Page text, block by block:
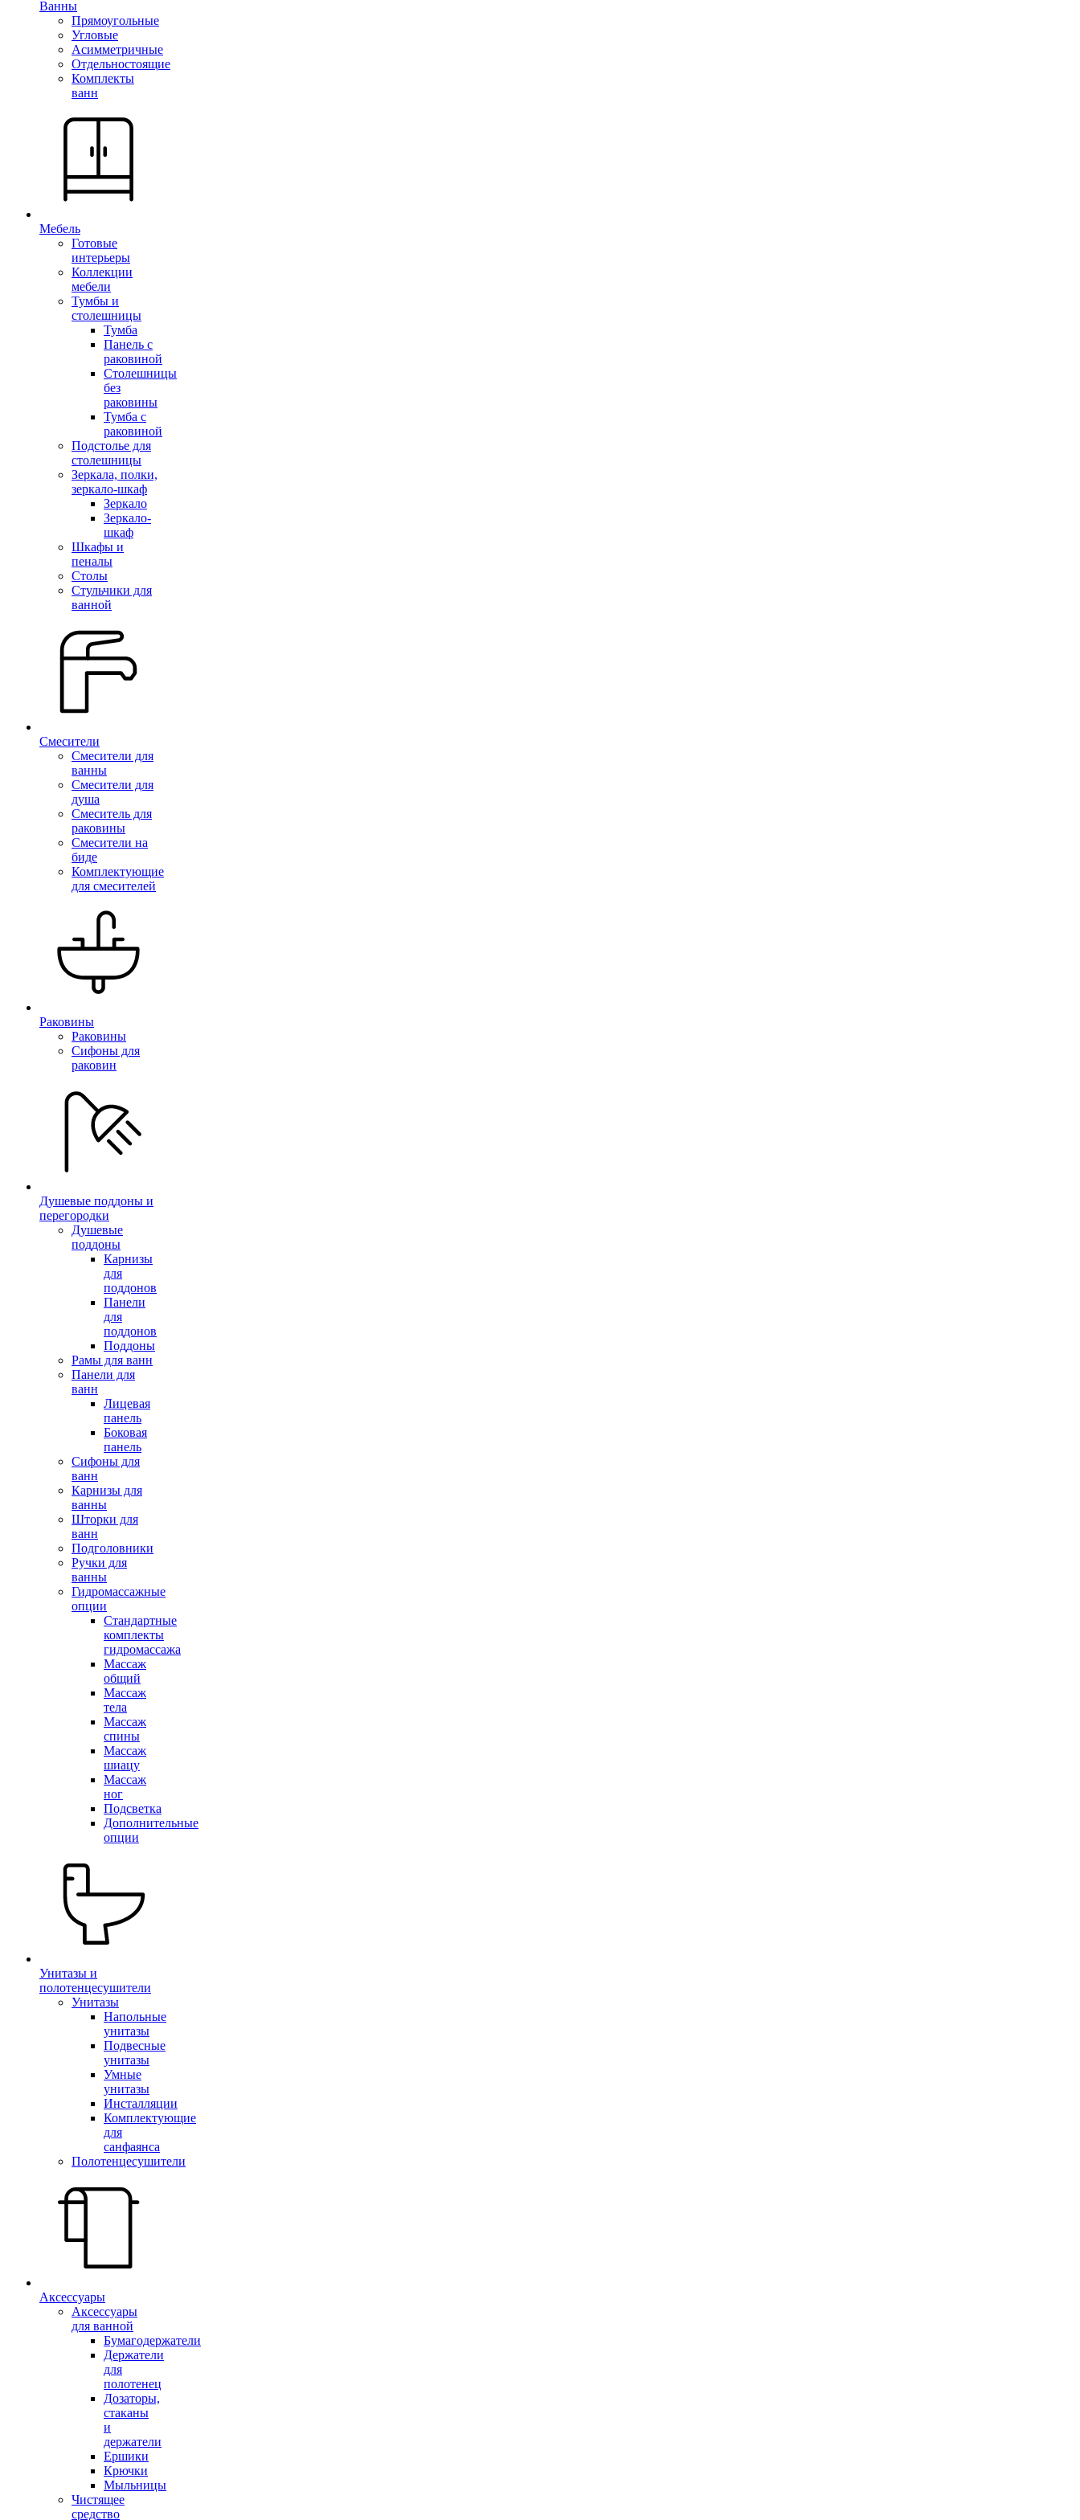
Ванны
Прямоугольные
Угловые
Асимметричные
Отдельностоящие
Комплекты
ванн
Мебель
Готовые
интерьеры
Коллекции
мебели
Тумбы и
столешницы
Тумба
Панель с
раковиной
Столешницы
без
раковины
Тумба с
раковиной
Подстолье для
столешницы
Зеркала, полки,
зеркало-шкаф
Зеркало
Зеркало-
шкаф
Шкафы и
пеналы
Столы
Стульчики для
ванной
Смесители
Смесители для
ванны
Смесители для
душа
Смеситель для
раковины
Смесители на
биде
Комплектующие
для смесителей
Раковины
Раковины
Сифоны для
раковин
Душевые поддоны и
перегородки
Душевые
поддоны
Карнизы
для
поддонов
Панели
для
поддонов
Поддоны
Рамы для ванн
Панели для
ванн
Лицевая
панель
Боковая
панель
Сифоны для
ванн
Карнизы для
ванны
Шторки для
ванн
Подголовники
Ручки для
ванны
Гидромассажные
опции
Стандартные
комплекты
гидромассажа
Массаж
общий
Массаж
тела
Массаж
спины
Массаж
шиацу
Массаж
ног
Подсветка
Дополнительные
опции
Унитазы и
полотенцесушители
Унитазы
Напольные
унитазы
Подвесные
унитазы
Умные
унитазы
Инсталляции
Комплектующие
для
санфаянса
Полотенцесушители
Аксессуары
Аксессуары
для ванной
Бумагодержатели
Держатели
для
полотенец
Дозаторы,
стаканы
и
держатели
Ершики
Крючки
Мыльницы
Чистящее
средство